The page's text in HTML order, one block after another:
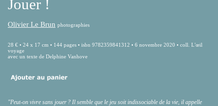
Jouer !
Olivier Le Brun photographies
28 € • 24 x 17 cm • 144 pages • isbn 9782359841312 • 6 novembre 2020 • coll. L'œil
voyage
avec un texte de Delphine Vanhove
"Peut-on vivre sans jouer ? Il semble que le jeu soit indissociable de la vie, il appelle